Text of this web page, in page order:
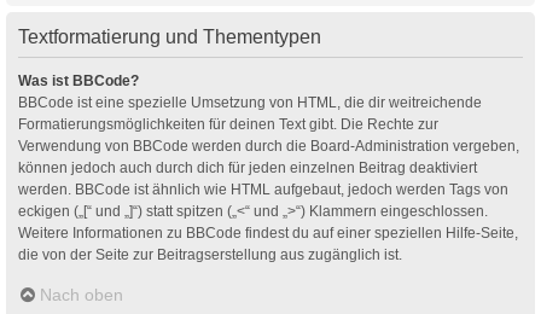
Textformatierung und Thementypen
Was ist BBCode?
BBCode ist eine spezielle Umsetzung von HTML, die dir weitreichende
Formatierungsmöglichkeiten für deinen Text gibt. Die Rechte zur
Verwendung von BBCode werden durch die Board-Administration vergeben,
können jedoch auch durch dich für jeden einzelnen Beitrag deaktiviert
werden. BBCode ist ähnlich wie HTML aufgebaut, jedoch werden Tags von
eckigen („[“ und „]“) statt spitzen („<“ und „>“) Klammern eingeschlossen.
Weitere Informationen zu BBCode findest du auf einer speziellen Hilfe-Seite,
die von der Seite zur Beitragserstellung aus zugänglich ist.
Nach oben